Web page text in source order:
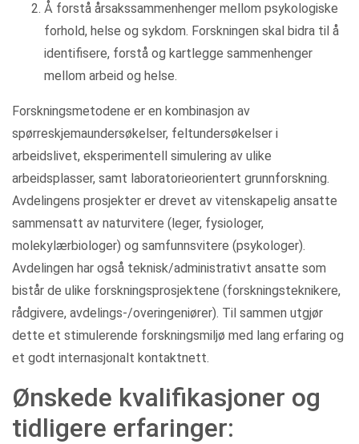
Å forstå årsakssammenhenger mellom psykologiske
forhold, helse og sykdom. Forskningen skal bidra til å
identifisere, forstå og kartlegge sammenhenger
mellom arbeid og helse.
Forskningsmetodene er en kombinasjon av
spørreskjemaundersøkelser, feltundersøkelser i
arbeidslivet, eksperimentell simulering av ulike
arbeidsplasser, samt laboratorieorientert grunnforskning.
Avdelingens prosjekter er drevet av vitenskapelig ansatte
sammensatt av naturvitere (leger, fysiologer,
molekylærbiologer) og samfunnsvitere (psykologer).
Avdelingen har også teknisk/administrativt ansatte som
bistår de ulike forskningsprosjektene (forskningsteknikere,
rådgivere, avdelings-/overingeniører). Til sammen utgjør
dette et stimulerende forskningsmiljø med lang erfaring og
et godt internasjonalt kontaktnett.
Ønskede kvalifikasjoner og
tidligere erfaringer: